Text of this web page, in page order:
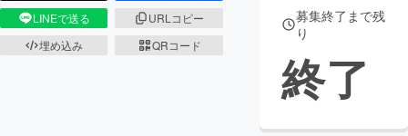
LINEで送る
URLコピー
埋め込み
QRコード
募集終了まで残
り
終了